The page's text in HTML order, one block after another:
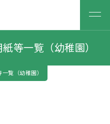
等一覧（幼稚園）
覧（幼稚園）